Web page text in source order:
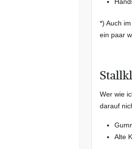
*) Auch
ein paar
Wer wie
darauf
Alte